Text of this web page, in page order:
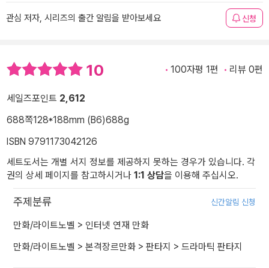
관심 저자, 시리즈의 출간 알림을 받아보세요 신청
10 100자평 1편 리뷰 0편
세일즈포인트 2,612
688쪽128*188mm (B6)688g
ISBN 9791173042126
세트도서는 개별 서지 정보를 제공하지 못하는 경우가 있습니다. 각
권의 상세 페이지를 참고하시거나 1:1 상담을 이용해 주십시오.
주제분류 신간알림 신청
만화/라이트노벨 > 인터넷 연재 만화
만화/라이트노벨 > 본격장르만화 > 판타지 > 드라마틱 판타지